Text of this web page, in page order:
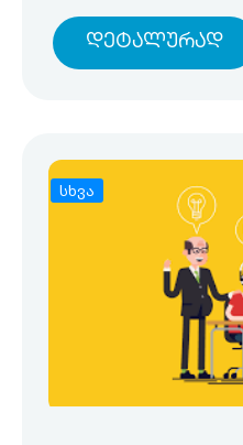
Დეტალურად
სხვა